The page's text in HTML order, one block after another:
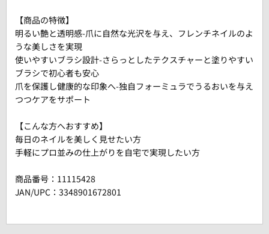
【商品の特徴】
明るい艶と透明感-爪に自然な光沢を与え、フレンチネイルのよ
うな美しさを実現
使いやすいブラシ設計-さらっとしたテクスチャーと塗りやすい
ブラシで初心者も安心
爪を保護し健康的な印象へ-独自フォーミュラでうるおいを与え
つつケアをサポート
【こんな方へおすすめ】
毎日のネイルを美しく見せたい方
手軽にプロ並みの仕上がりを自宅で実現したい方
商品番号： 11115428
JAN/UPC：3348901672801